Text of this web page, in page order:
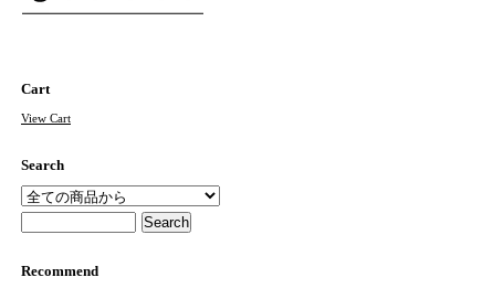
Cart
View Cart
Search
Recommend